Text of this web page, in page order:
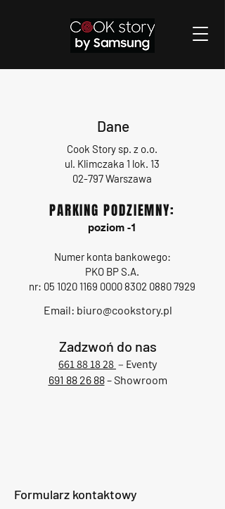
Dane
Cook Story sp. z o.o.
ul. Klimczaka 1 lok. 13
02-797 Warszawa
PARKING PODZIEMNY:
poziom -1
Numer konta bankowego:
PKO BP S.A.
nr: 05 1020 1169 0000 8302 0880 7929
Email: biuro@cookstory.pl
Zadzwoń do nas
661 88 18 28 – Eventy
691 88 26 88– Showroom
Formularz kontaktowy